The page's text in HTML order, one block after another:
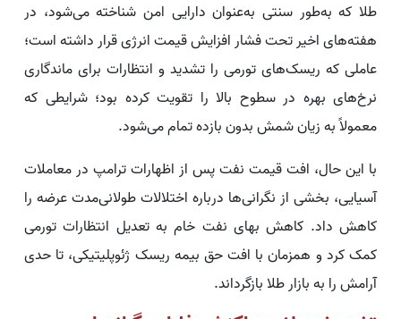
طلا که به‌طور سنتی به‌عنوان دارایی امن شناخته می‌شود، در
هفته‌های اخیر تحت فشار افزایش قیمت انرژی قرار داشته است؛
عاملی که ریسک‌های تورمی را تشدید و انتظارات برای ماندگاری
نرخ‌های بهره در سطوح بالا را تقویت کرده بود؛ شرایطی که
معمولاً به زیان شمش بدون بازده تمام می‌شود.
با این حال، افت قیمت نفت پس از اظهارات ترامپ در معاملات
آسیایی، بخشی از نگرانی‌ها درباره اختلالات طولانی‌مدت عرضه را
کاهش داد. کاهش بهای نفت خام به تعدیل انتظارات تورمی
کمک کرد و همزمان با افت حق بیمه ریسک ژئوپلیتیکی، تا حدی
آرامش را به بازار طلا بازگرداند.